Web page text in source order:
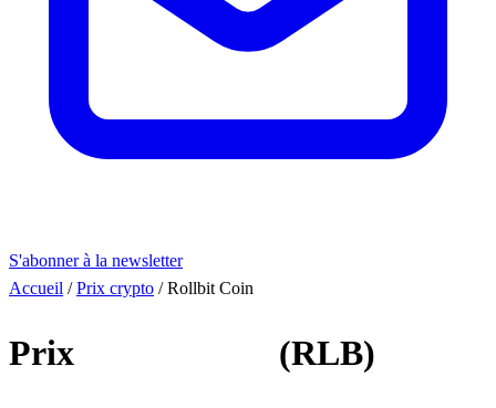
S'abonner à la newsletter
Accueil / Prix crypto / Rollbit Coin
Prix (RLB)